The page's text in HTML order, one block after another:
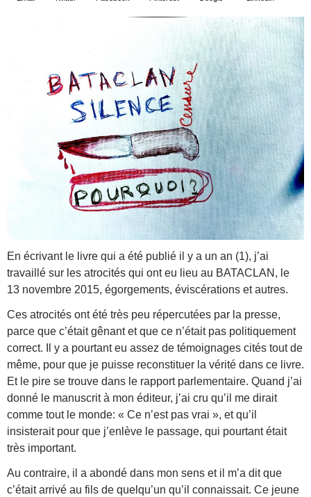
En écrivant le livre qui a été publié il y a un an (1), j’ai
travaillé sur les atrocités qui ont eu lieu au BATACLAN, le
13 novembre 2015, égorgements, éviscérations et autres.
Ces atrocités ont été très peu répercutées par la presse,
parce que c’était gênant et que ce n’était pas politiquement
correct. Il y a pourtant eu assez de témoignages cités tout de
même, pour que je puisse reconstituer la vérité dans ce livre.
Et le pire se trouve dans le rapport parlementaire. Quand j’ai
donné le manuscrit à mon éditeur, j’ai cru qu’il me dirait
comme tout le monde: « Ce n’est pas vrai », et qu’il
insisterait pour que j’enlève le passage, qui pourtant était
très important.
Au contraire, il a abondé dans mon sens et il m’a dit que
c’était arrivé au fils de quelqu’un qu’il connaissait. Ce jeune